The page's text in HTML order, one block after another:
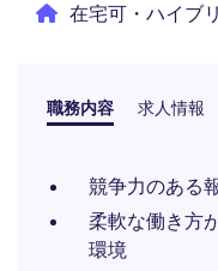
在宅可・ハイブ
職務内容 求人情報
競争力のある
柔軟な働き方
環境